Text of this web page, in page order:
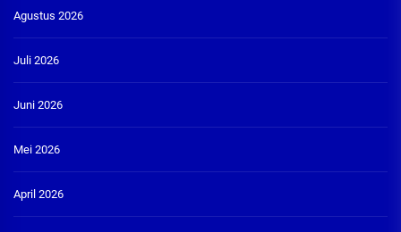
Agustus 2026
Juli 2026
Juni 2026
Mei 2026
April 2026